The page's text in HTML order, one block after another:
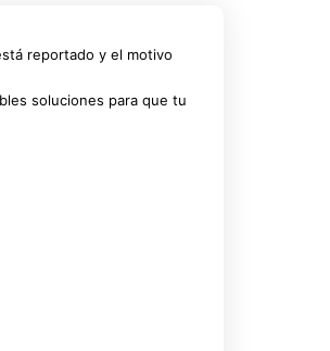
reportado y el motivo
soluciones para que tu